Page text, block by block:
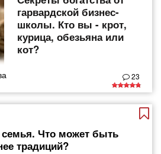
гарвардской бизнес-
школы. Кто вы - крот,
курица, обезьяна или
кот?
23
Что может быть
традиций?